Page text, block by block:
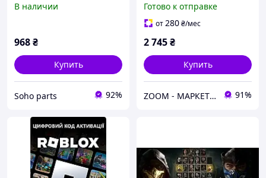
В наличии
968₴
Купить
Soho parts 92%
Launch Edition PS5
(3307216309642)
Готово к отправке
от280₴/мес
2 745₴
Купить
ZOOM - МАРКЕТ ЦИФРОВОЙ ТЕХНИКИ 91%